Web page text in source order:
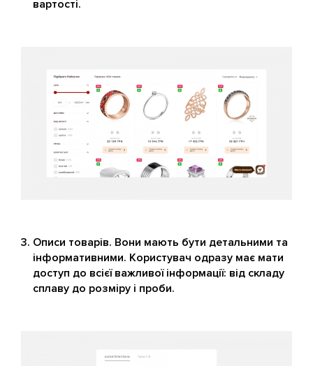
вартості.
Описи товарів. Вони мають бути детальними та
інформативними. Користувач одразу має мати
доступ до всієї важливої інформації: від складу
сплаву до розміру і проби.